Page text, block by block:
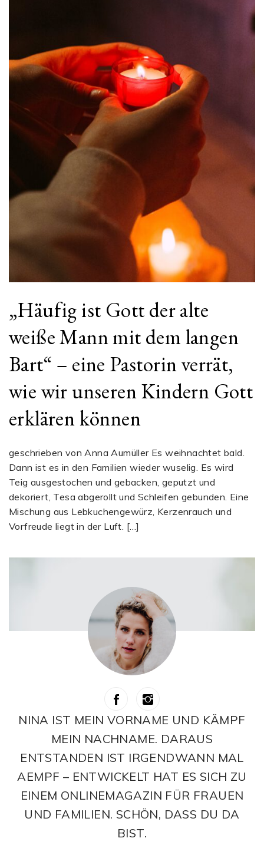
„Häufig ist Gott der alte
weiße Mann mit dem langen
Bart“ – eine Pastorin verrät,
wie wir unseren Kindern Gott
erklären können
geschrieben von Anna Aumüller Es weihnachtet bald.
Dann ist es in den Familien wieder wuselig. Es wird
Teig ausgestochen und gebacken, geputzt und
dekoriert, Tesa abgerollt und Schleifen gebunden. Eine
Mischung aus Lebkuchengewürz, Kerzenrauch und
Vorfreude liegt in der Luft. […]
NINA IST MEIN VORNAME UND KÄMPF
MEIN NACHNAME. DARAUS
ENTSTANDEN IST IRGENDWANN MAL
AEMPF – ENTWICKELT HAT ES SICH ZU
EINEM ONLINEMAGAZIN FÜR FRAUEN
UND FAMILIEN. SCHÖN, DASS DU DA
BIST.